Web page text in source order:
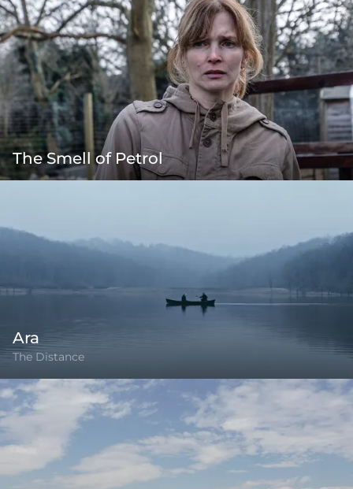
The Smell of Petrol
Ara
The Distance